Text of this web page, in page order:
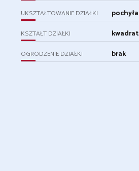
UKSZTAŁTOWANIE DZIAŁKI pochyła
KSZTAŁT DZIAŁKI kwadrat
OGRODZENIE DZIAŁKI brak